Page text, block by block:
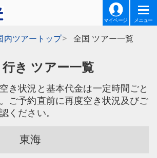
マイページ メニュー
内ツアートップ 全国 ツアー一覧
き ツアー一覧
き状況と基本代金は一定時間ごと
ご予約直前に再度空き状況及びご
ください。
東海